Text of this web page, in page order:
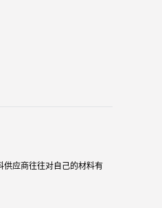
供应商往往对自己的材料有